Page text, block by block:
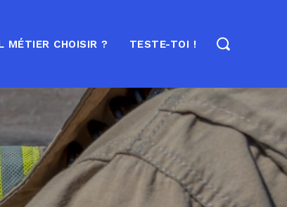
MÉTIER CHOISIR ? TESTE-TOI !